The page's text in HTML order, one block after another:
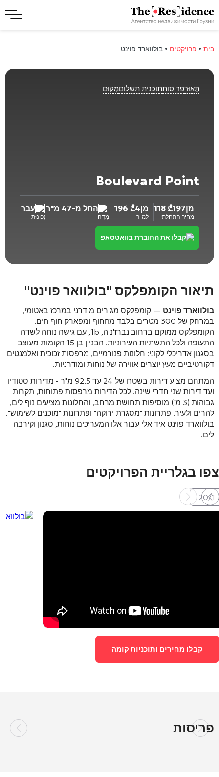
בַּיִת • פרויקטים • בולווארד פוינט
תֵאוּרפריסותתוכנית תשלוםמִקוּם
Boulevard Point
מִן ₾197 118
מחיר התחלתי
מִן ₾4 196
למ"ר
החל מ-47 מ"ר
מִדָה
עבר
נְכוֹנוּת
קבלו את החוברת בוואטסאפ
תיאור הקומפלקס "בולוואר פוינט"
בולווארד פוינט — קומפלקס מגורים מודרני במרכז באטומי,
במרחק של 300 מטרים בלבד מהחוף ומפארק חוף הים.
הקומפלקס ממוקם ברחוב נברז'ניה, 1b, עם גישה נוחה לשדה
התעופה ולכל התשתיות העירוניות. הבניין בן 15 הקומות מעוצב
בסגנון אדריכלי לקוני: חלונות פנורמיים, מרפסות זכוכית ואלמנטים
דקורטיביים מעץ יוצרים אווירה של נוחות ומודרניות.
המתחם מציע דירות בשטח של 24 עד 92.5 מ"ר - מדירות סטודיו
ועד דירות שני חדרי שינה. לכל הדירות מרפסות פתוחות, תקרות
גבוהות (3 מ') מוסיפות תחושת מרחב, והחלונות מציעים נוף לים,
להרים ולעיר. פתרונות "מסגרת ירוקה" ופתרונות "מוכנים לשימוש".
בולווארד פוינט אידיאלי עבור אלו המעריכים נוחות, סגנון וקירבה
לים.
צפו בגלריית הפרויקטים
1
/
20
קבלו מחירים ותוכניות קומה
פריסות